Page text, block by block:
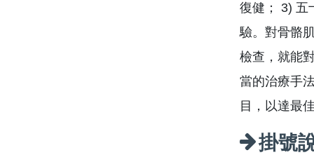
復健； 3) 五
驗。對骨骼
檢查，就能
當的治療手
目，以達最
掛號